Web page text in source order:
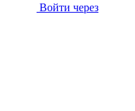
Войти через